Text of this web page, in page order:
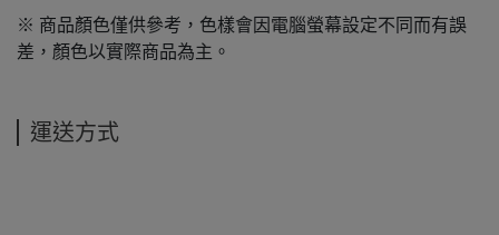
※ 商品顏色僅供參考，色樣會因電腦螢幕設定不同而有誤
差，顏色以實際商品為主。
運送方式